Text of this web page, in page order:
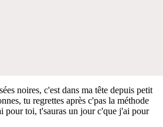
noires, c'est dans ma tête depuis petit
tu regrettes après c'pas la méthode
pour toi, t'sauras un jour c'que j'ai pour